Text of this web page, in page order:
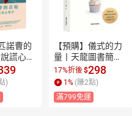
諾曹的
謊心理
龍圖書
店丨97
(tl26
)
【預購】儀式的力
量丨天龍圖書簡體
字專賣店丨978751
2521117 (tl2610)
17%折後$298
1 % (賺2點)
滿799免運